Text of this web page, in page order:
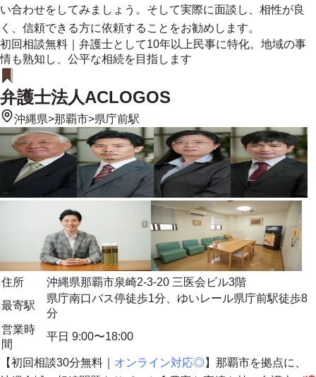
い合わせをしてみましょう。そして実際に面談し、相性が良
く、信頼できる方に依頼することをお勧めします。
初回相談無料｜弁護士として10年以上民事に特化。地域の事
情も熟知し、公平な相続を目指します
弁護士法人ACLOGOS
沖縄県>那覇市>県庁前駅
住所
沖縄県那覇市泉崎2-3-20 三医会ビル3階
最寄駅
県庁南口バス停徒歩1分、ゆいレール県庁前駅徒歩8
分
営業時
間
平日 9:00〜18:00
【初回相談30分無料｜ オンライン対応◎】 那覇市を拠点に、